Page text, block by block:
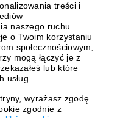
treści i
naszego ruchu.
o Twoim korzystaniu
społecznościowym,
mogą łączyć je z
lub które
wyrażasz zgodę
zgodnie z